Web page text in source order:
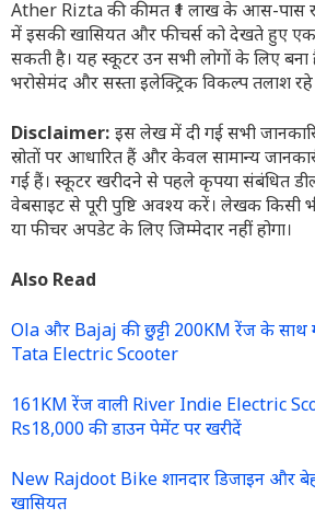
Ather Rizta की कीमत ₹1 लाख के आस-पास
में इसकी खासियत और फीचर्स को देखते हुए
सकती है। यह स्कूटर उन सभी लोगों के लिए बना
भरोसेमंद और सस्ता इलेक्ट्रिक विकल्प तलाश रहे
Disclaimer: इस लेख में दी गई सभी
स्रोतों पर आधारित हैं और केवल सामान्य
गई हैं। स्कूटर खरीदने से पहले कृपया संबंधित
वेबसाइट से पूरी पुष्टि अवश्य करें। लेखक किसी
या फीचर अपडेट के लिए जिम्मेदार नहीं होगा।
Also Read
Ola और Bajaj की छुट्टी 200KM रेंज के साथ
Tata Electric Scooter
161KM रेंज वाली River Indie Electric
Rs18,000 की डाउन पेमेंट पर खरीदें
New Rajdoot Bike शानदार डिजाइन और
खासियत